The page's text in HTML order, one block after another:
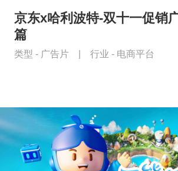
京东x哈利波特-双十一促销
篇
类型 - 广告片 行业 - 电商平台